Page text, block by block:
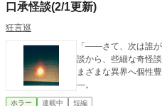
口承怪談(2/1更新)
狂言巡
「――さて、次は誰が話すんだい
談から、些細な奇怪
まざまな異界へ個性
―。
ホラー 連載中 短編